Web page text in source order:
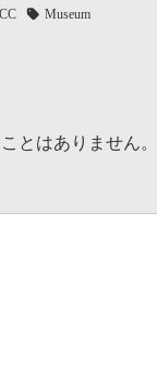
CC Museum
とはありません。